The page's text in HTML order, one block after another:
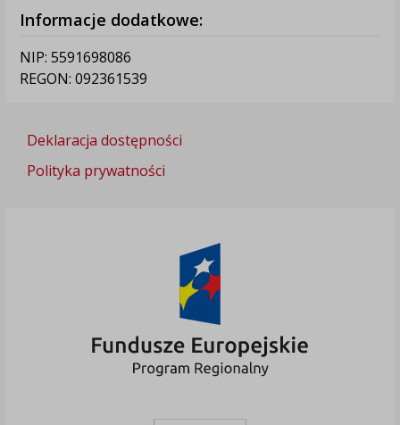
Informacje dodatkowe:
NIP: 5591698086
REGON: 092361539
Deklaracja dostępności
Polityka prywatności